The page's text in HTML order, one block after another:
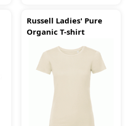
Russell Ladies' Pure
Organic T-shirt